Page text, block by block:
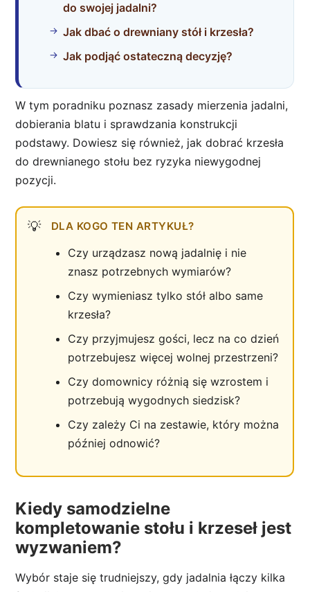
do swojej jadalni?
Jak dbać o drewniany stół i krzesła?
Jak podjąć ostateczną decyzję?
W tym poradniku poznasz zasady mierzenia jadalni,
dobierania blatu i sprawdzania konstrukcji
podstawy. Dowiesz się również, jak dobrać krzesła
do drewnianego stołu bez ryzyka niewygodnej
pozycji.
DLA KOGO TEN ARTYKUŁ?
Czy urządzasz nową jadalnię i nie
znasz potrzebnych wymiarów?
Czy wymieniasz tylko stół albo same
krzesła?
Czy przyjmujesz gości, lecz na co dzień
potrzebujesz więcej wolnej przestrzeni?
Czy domownicy różnią się wzrostem i
potrzebują wygodnych siedzisk?
Czy zależy Ci na zestawie, który można
później odnowić?
Kiedy samodzielne
kompletowanie stołu i krzeseł jest
wyzwaniem?
Wybór staje się trudniejszy, gdy jadalnia łączy kilka